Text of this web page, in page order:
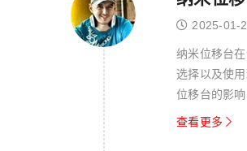
2025-01-
纳米位移台
选择以及使
位移台的影
冲击或振...
查看更多